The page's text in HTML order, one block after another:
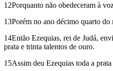
12Porquanto não obedeceram à
13Porém no ano décimo quarto do
14Então Ezequias, rei de Judá,
prata e trinta talentos de ouro.
15Assim deu Ezequias toda a